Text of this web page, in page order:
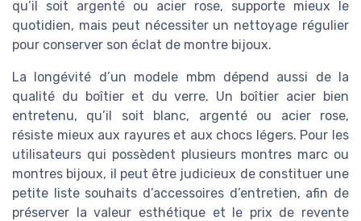
qu’il soit argenté ou acier rose, supporte mieux le
quotidien, mais peut nécessiter un nettoyage régulier
pour conserver son éclat de montre bijoux.
La longévité d’un modele mbm dépend aussi de la
qualité du boîtier et du verre. Un boîtier acier bien
entretenu, qu’il soit blanc, argenté ou acier rose,
résiste mieux aux rayures et aux chocs légers. Pour les
utilisateurs qui possèdent plusieurs montres marc ou
montres bijoux, il peut être judicieux de constituer une
petite liste souhaits d’accessoires d’entretien, afin de
préserver la valeur esthétique et le prix de revente